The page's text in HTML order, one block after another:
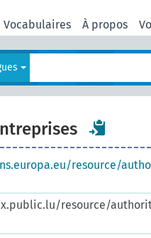
Vocabulaires À propos
resource/
resource/